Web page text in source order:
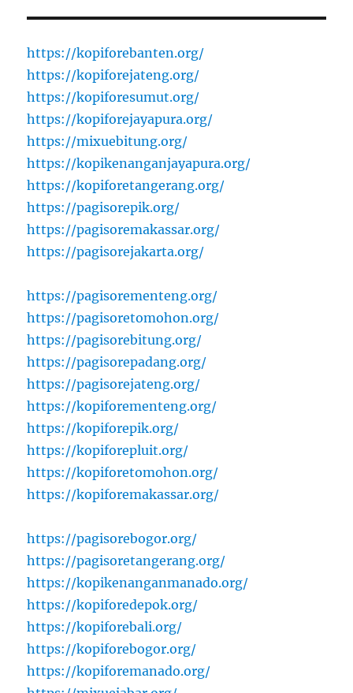
https://kopiforebanten.org/
https://kopiforejateng.org/
https://kopiforesumut.org/
https://kopiforejayapura.org/
https://mixuebitung.org/
https://kopikenanganjayapura.org/
https://kopiforetangerang.org/
https://pagisorepik.org/
https://pagisoremakassar.org/
https://pagisorejakarta.org/
https://pagisorementeng.org/
https://pagisoretomohon.org/
https://pagisorebitung.org/
https://pagisorepadang.org/
https://pagisorejateng.org/
https://kopiforementeng.org/
https://kopiforepik.org/
https://kopiforepluit.org/
https://kopiforetomohon.org/
https://kopiforemakassar.org/
https://pagisorebogor.org/
https://pagisoretangerang.org/
https://kopikenanganmanado.org/
https://kopiforedepok.org/
https://kopiforebali.org/
https://kopiforebogor.org/
https://kopiforemanado.org/